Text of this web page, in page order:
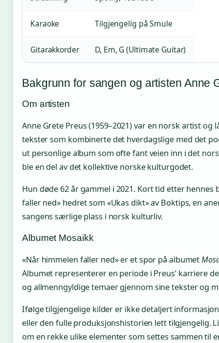
Karaoke Tilgjengelig på Smule
Gitarakkorder D, Em, G (Ultimate Guitar)
Bakgrunn for sangen og artisten Anne
Om artisten
Anne Grete Preus (1959–2021) var en norsk artist
tekster som kombinerte det hverdagslige med det
ut personlige album som ofte fant veien inn i det
ble en del av det kollektive norske kulturgodet.
Hun døde 62 år gammel i 2021. Kort tid etter
faller ned» hedret som «Ukas dikt» av Boktips, en
sangens særlige plass i norsk kulturliv.
Albumet Mosaikk
«Når himmelen faller ned» er et spor på albumet
Albumet representerer en periode i Preus’ karriere
og allmenngyldige temaer gjennom sine tekster og
Ifølge tilgjengelige kilder er ikke detaljert
eller den fulle produksjonshistorien lett tilgjengelig.
om en rekke ulike elementer som settes sammen til